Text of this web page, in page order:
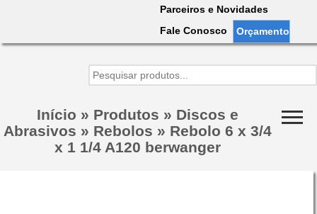
Parceiros e Novidades
Fale Conosco
Orçamento
Início » Produtos » Discos e
Abrasivos » Rebolos » Rebolo 6 x 3/4
x 1 1/4 A120 berwanger